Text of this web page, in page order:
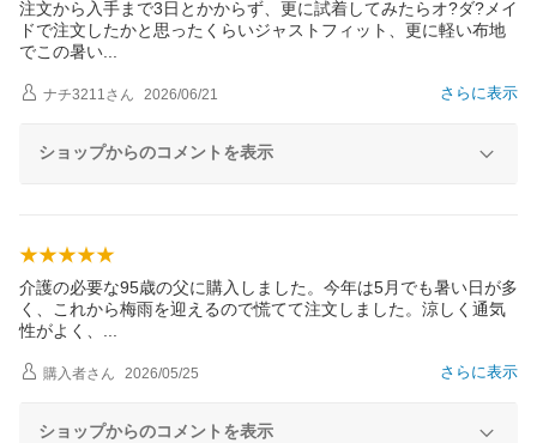
注文から入手まで3日とかからず、更に試着してみたらオ?ダ?メイ
ドで注文したかと思ったくらいジャストフィット、更に軽い布地
でこの暑い
さらに表示
ナチ3211 さん 2026/06/21
ショップからのコメントを表示
介護の必要な95歳の父に購入しました。今年は5月でも暑い日が多
く、これから梅雨を迎えるので慌てて注文しました。涼しく通気
性がよく
さらに表示
購入者さん 2026/05/25
ショップからのコメントを表示